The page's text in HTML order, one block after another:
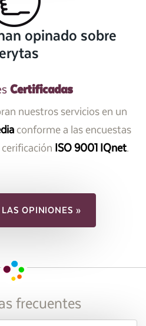
opinado sobre
Certificadas
nuestros servicios en un
conforme a las encuestas
ISO 9001 IQnet.
OPINIONES »
frecuentes